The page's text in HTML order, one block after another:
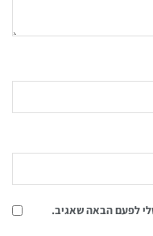
לפעם הבאה שאגיב.